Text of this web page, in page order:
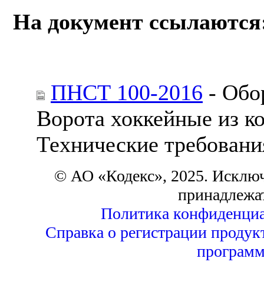
На документ
ПНСТ 100-2016 -
Ворота хоккейные из
Технические
© АО «Кодекс», 2025.
Политика
Справка о регистрации